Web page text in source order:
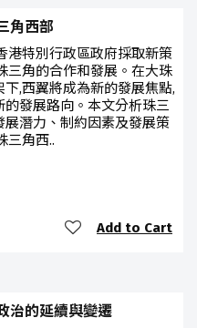
角西部
港特別行政區政府採取新策
三角的合作和發展。在大珠
下,西翼將成為新的發展焦點,
的發展路向。本文分析珠三
展潛力、制約因素及發展策
三角西..
Add to Cart
治的延續與變遷